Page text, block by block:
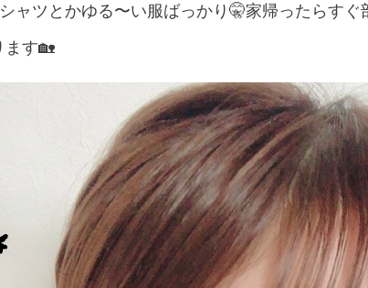
ャツとかゆる〜い服ばっかり🤫家帰ったらす
ます🏡